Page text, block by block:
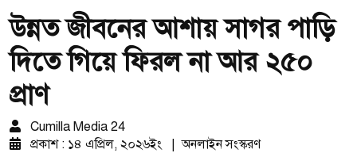
উন্নত জীবনের আশায় সাগর পাড়ি
দিতে গিয়ে ফিরল না আর ২৫০
প্রাণ
Cumilla Media 24
প্রকাশ : ১৪ এপ্রিল, ২০২৬ইং
| অনলাইন সংস্করণ